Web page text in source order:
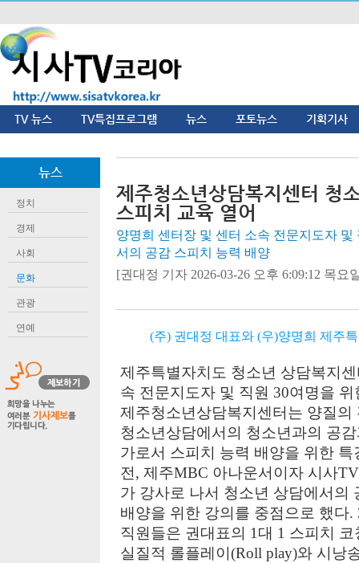
TV 뉴스 TV특집프로그램 뉴스 포토뉴스 기획기사
뉴스
정치
경제
사회
문화
관광
연예
제주청소년상담복지센터 청
스피치 교육 열어
양명희 센터장 및 센터 소속 전문지도자
서의 공감 스피치 능력 배양
[권대정 기자 2026-03-26 오후 6:09:12 목요
(주) 권대정 대표와 (우)양명희 제주
제주특별자치도 청소년 상담복지
속 전문지도자 및 직원 30여명을
제주청소년상담복지센터는 양질
청소년상담에서의 청소년과의 공
가로서 스피치 능력 배양을 위한
전, 제주MBC 아나운서이자 시사
가 강사로 나서 청소년 상담에서의
배양을 위한 강의를 중점으로 했다
직원들은 권대표의 1대 1 스피치
실질적 롤플레이(Roll play)와 시낭